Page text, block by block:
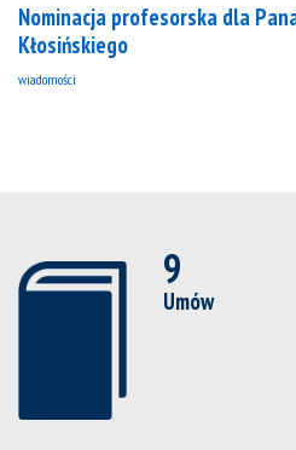
Nominacja profesorska dla
Kłosińskiego
wiadomości
9
Umów